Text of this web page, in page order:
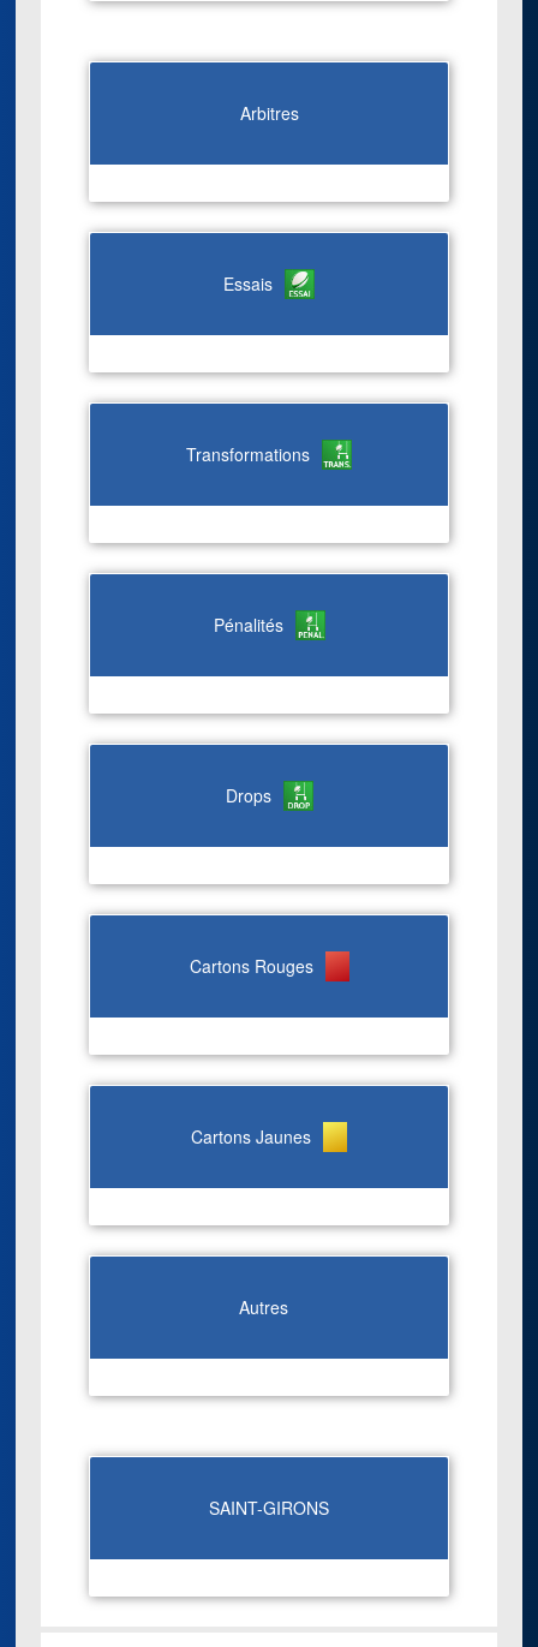
Arbitres
Essais
Transformations
Pénalités
Drops
Cartons Rouges
Cartons Jaunes
Autres
SAINT-GIRONS